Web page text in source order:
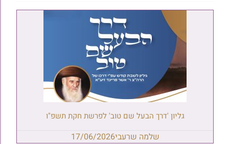
גליון 'דרך הבעל שם טוב' לפרשת חקת תשפ"ו
שלמה שרעבי17/06/2026